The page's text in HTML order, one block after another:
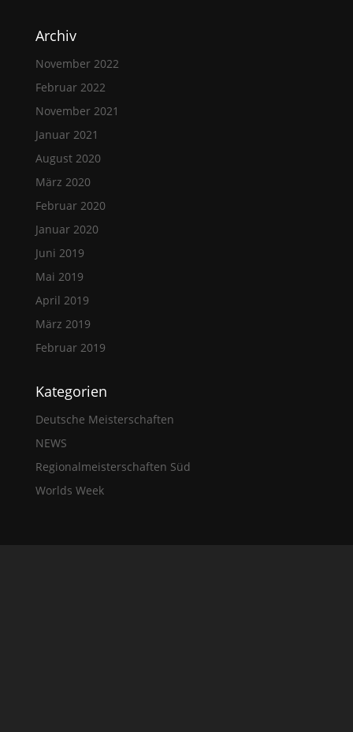
Archiv
November 2022
Februar 2022
November 2021
Januar 2021
August 2020
März 2020
Februar 2020
Januar 2020
Juni 2019
Mai 2019
April 2019
März 2019
Februar 2019
Kategorien
Deutsche Meisterschaften
NEWS
Regionalmeisterschaften Süd
Worlds Week